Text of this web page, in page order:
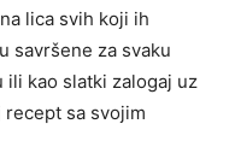
lica svih koji ih
savršene za svaku
kao slatki zalogaj uz
sa svojim